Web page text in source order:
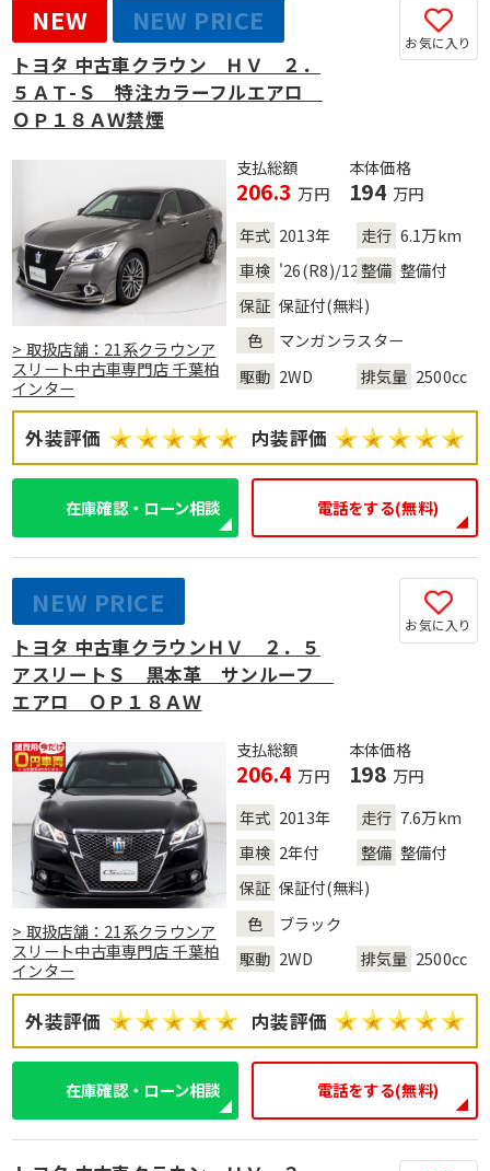
お気に入り
NEW NEW PRICE
トヨタ 中古車クラウン ＨＶ ２．
５ＡＴ-Ｓ 特注カラーフルエアロ
ＯＰ１８ＡＷ禁煙
> 取扱店舗：21系クラウンア
スリート中古車専門店 千葉柏
インター
支払総額
206.3 万円
本体価格
194 万円
年式 2013年 走行 6.1万km
車検 '26(R8)/12整備 整備付
保証 保証付(無料)
色
マンガンラスター
駆動 2WD 排気量 2500cc
外装評価 内装評価
在庫確認・ローン相談 電話をする(無料)
お気に入り
NEW PRICE
トヨタ 中古車クラウンＨＶ ２．５
アスリートＳ 黒本革 サンルーフ
エアロ ＯＰ１８ＡＷ
> 取扱店舗：21系クラウンア
スリート中古車専門店 千葉柏
インター
支払総額
206.4 万円
本体価格
198 万円
年式 2013年 走行 7.6万km
車検 2年付 整備 整備付
保証 保証付(無料)
色
ブラック
駆動 2WD 排気量 2500cc
外装評価 内装評価
在庫確認・ローン相談 電話をする(無料)